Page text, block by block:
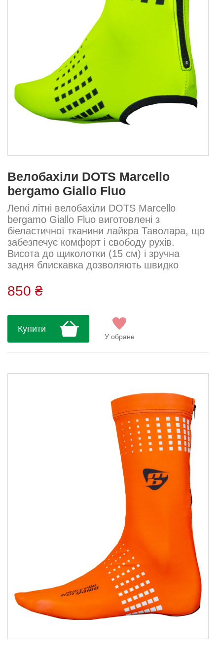
Велобахіли DOTS Marcello
bergamo Giallo Fluo
Легкі літні велобахіли DOTS Marcello
bergamo Giallo Fluo виготовлені з
біеластичної тканини лайкра Таволара, що
забезпечує комфорт і свободу рухів.
Висота до щиколотки (15 см) і зручна
задня блискавка дозволяють швидко
пилу, вітру та легких опадів.Тканина:
лайкра Таволара Склад: 80% поліестер,
Висота: 15 см Догляд: Прати вручну або на
делікатному режимі при 30°С із миючими
засобами для спортивних тканин. Не
вико...
850 ₴
Купити
У обране